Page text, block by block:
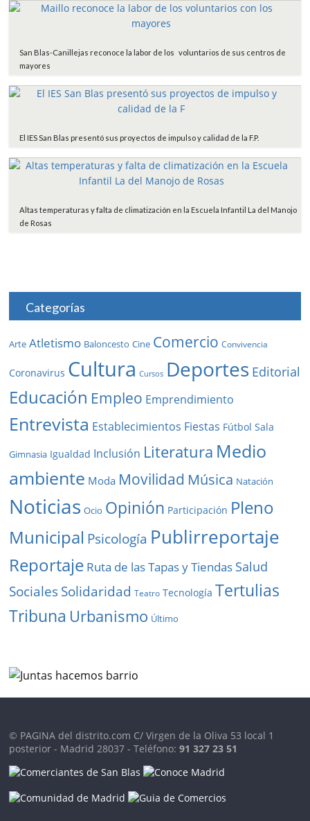
San Blas-Canillejas reconoce la labor de los voluntarios de sus centros de
mayores
El IES San Blas presentó sus proyectos de impulso y calidad de la F.P.
Altas temperaturas y falta de climatización en la Escuela Infantil La del Manojo
de Rosas
Categorías
Arte Atletismo Baloncesto Cine Comercio Convivencia
Coronavirus Cultura Cursos Deportes Editorial
Educación Empleo Emprendimiento
Entrevista Establecimientos Fiestas Fútbol Sala
Gimnasia Igualdad Inclusión Literatura Medio
ambiente Moda Movilidad Música Natación
Noticias Ocio Opinión Participación Pleno
Municipal Psicología Publirreportaje
Reportaje Ruta de las Tapas y Tiendas Salud
SocialesSolidaridad Teatro Tecnología Tertulias
Tribuna Urbanismo Último
© PAGINA del distrito.com C/ Virgen de la Oliva 53 local 1
posterior - Madrid 28037 - Teléfono:91 327 23 51